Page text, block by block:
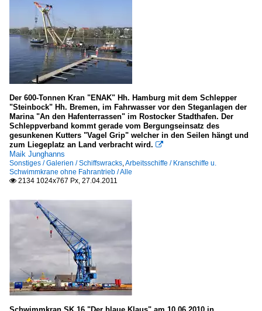
Der 600-Tonnen Kran "ENAK" Hh. Hamburg mit dem Schlepper
"Steinbock" Hh. Bremen, im Fahrwasser vor den Steganlagen der
Marina "An den Hafenterrassen" im Rostocker Stadthafen. Der
Schleppverband kommt gerade vom Bergungseinsatz des
gesunkenen Kutters "Vagel Grip" welcher in den Seilen hängt und
zum Liegeplatz an Land verbracht wird. 
Maik Junghanns
Sonstiges / Galerien / Schiffswracks Arbeitsschiffe / Kranschiffe u.
Schwimmkrane ohne Fahrantrieb / Alle
 2134 1024x767 Px, 27.04.2011
Schwimmkran SK 16 "Der blaue Klaus" am 10.06.2010 in